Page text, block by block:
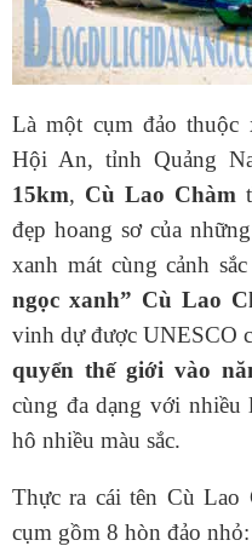
Là một cụm đảo thuộc
Hội An, tỉnh Quảng
15km, Cù Lao Chàm
đẹp hoang sơ của
xanh mát cùng cảnh
ngọc xanh” Cù Lao
vinh dự được UNESCO
quyển thế giới vào
cùng đa dạng với nhiều
hô nhiều màu sắc.
Thực ra cái tên Cù Lao
cụm gồm 8 hòn đảo